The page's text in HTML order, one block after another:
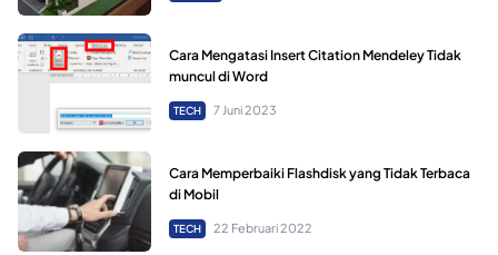
Cara Mengatasi Insert Citation Mendeley Tidak
muncul di Word
TECH 7 Juni 2023
Cara Memperbaiki Flashdisk yang Tidak Terbaca
di Mobil
TECH 22 Februari 2022